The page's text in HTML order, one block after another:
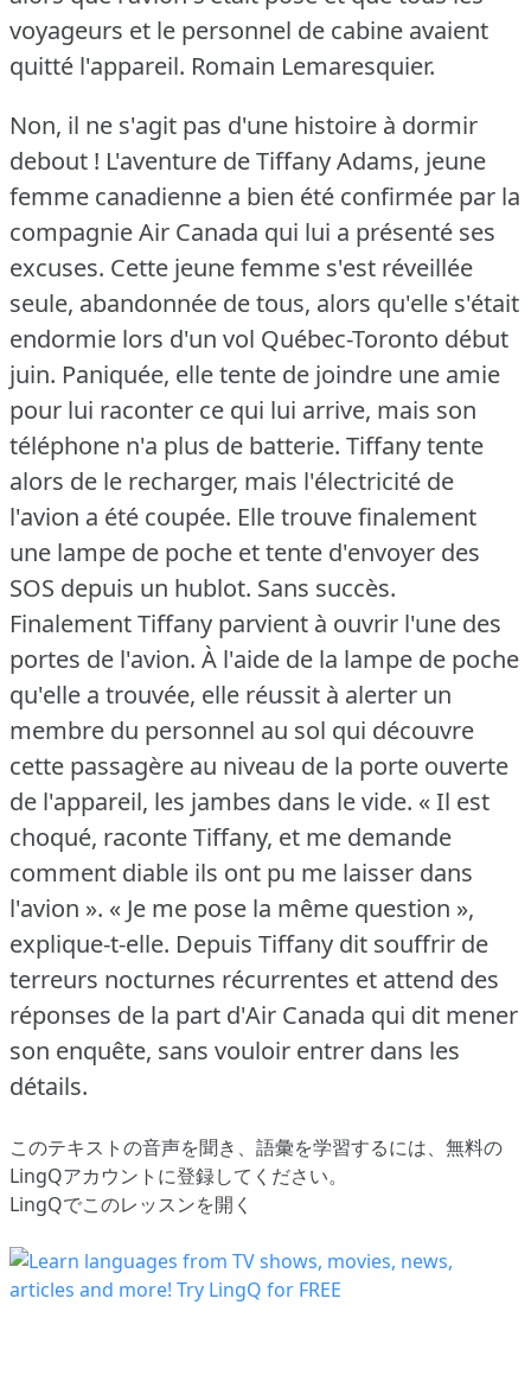
voyageurs et le personnel de cabine avaient
quitté l'appareil. Romain Lemaresquier.
Non, il ne s'agit pas d'une histoire à dormir
debout ! L'aventure de Tiffany Adams, jeune
femme canadienne a bien été confirmée par la
compagnie Air Canada qui lui a présenté ses
excuses. Cette jeune femme s'est réveillée
seule, abandonnée de tous, alors qu'elle s'était
endormie lors d'un vol Québec-Toronto début
juin. Paniquée, elle tente de joindre une amie
pour lui raconter ce qui lui arrive, mais son
téléphone n'a plus de batterie. Tiffany tente
alors de le recharger, mais l'électricité de
l'avion a été coupée. Elle trouve finalement
une lampe de poche et tente d'envoyer des
SOS depuis un hublot. Sans succès.
Finalement Tiffany parvient à ouvrir l'une des
portes de l'avion. À l'aide de la lampe de poche
qu'elle a trouvée, elle réussit à alerter un
membre du personnel au sol qui découvre
cette passagère au niveau de la porte ouverte
de l'appareil, les jambes dans le vide. « Il est
choqué, raconte Tiffany, et me demande
comment diable ils ont pu me laisser dans
l'avion ». « Je me pose la même question »,
explique-t-elle. Depuis Tiffany dit souffrir de
terreurs nocturnes récurrentes et attend des
réponses de la part d'Air Canada qui dit mener
son enquête, sans vouloir entrer dans les
détails.
このテキストの音声を聞き、語彙を学習するには、 無料の
LingQアカウントに登録してください。
LingQでこのレッスンを開く